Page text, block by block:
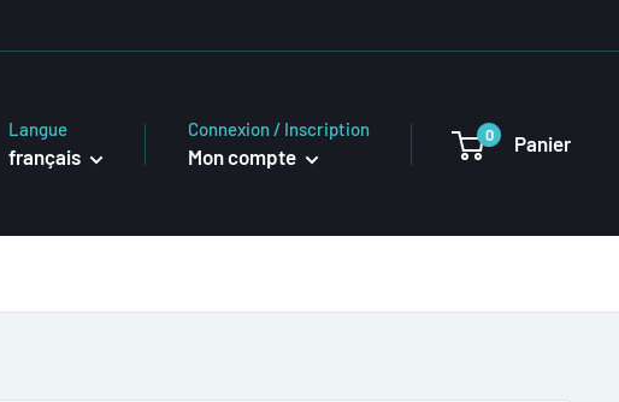
Langue
français
Connexion / Inscription
Mon compte
0 Panier